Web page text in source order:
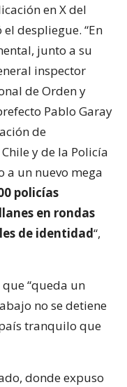
en X del
despliegue. “En
junto a su
inspector
de Orden y
Pablo Garay
de
y de la Policía
a un nuevo mega
policías
en rondas
de identidad“,
“queda un
no se detiene
tranquilo que
donde expuso